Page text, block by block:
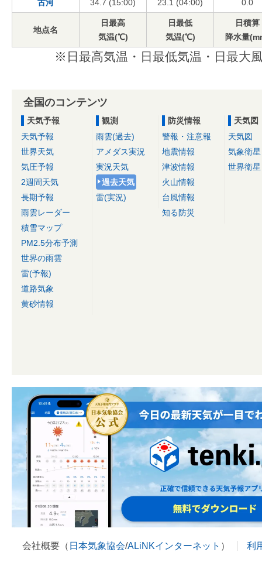
古河 34.7 (15:00) 23.1 (04:00) 0.0
地点名
日最高
気温(℃)
日最低
気温(℃)
日積算
降水量
※日最高気温・日最低気温・日最大
全国のコンテンツ
天気予報
天気予報
世界天気
気圧予報
2週間天気
長期予報
雨雲レーダー
積雪マップ
PM2.5分布予測
世界の雨雲
雷(予報)
道路気象
黄砂情報
観測
雨雲(過去)
アメダス実況
実況天気
過去天気
雷(実況)
防災情報
警報・注意報
地震情報
津波情報
火山情報
台風情報
知る防災
天気図
天気図
気象衛星
世界衛星
会社概要（ 日本気象協会/ALiNKインターネット ） 利